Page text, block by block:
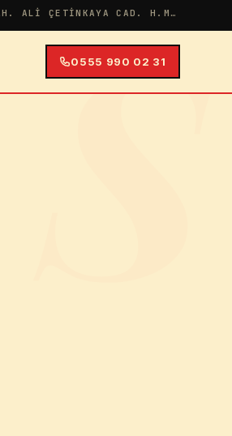
BÜYÜKDERE MAH. ALI ÇETINKAYA CAD. H.MERYEM APT NO:38 İÇ KAPI NO:4
0555 990 02 31
S